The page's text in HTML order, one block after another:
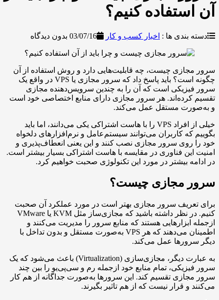
کنیم؟
بندی ها :اخبار کسب و کار 03/07/16 بدون دیدگاه
چیست، چه قابلیت‌هایی دارد و روش استفاده از آن
چگونه است؟ باید پاسخ داد که سرور مجازی یا VPS در واقع یک
است که آن را به چندین سرویس‌دهنده مجازی
هر سرور مجازی دارای منابع اختصاصی خود است
مستقل عمل می‌کند.
خیلی از افراد VPS را با هاست اشتراکی یکی می‌دانند، اما باید
که کاربران می‌توانند سیستم‌عامل و نرم‌افزارهای دلخواه
روی سرور مجازی نصب کنند و این یعنی انعطاف‌پذیری و
فناوری در مقایسه با هاست اشتراکی بسیار بیشتر است.
بیشتر در مورد این تکنولوژی صحبت خواهیم کرد.
مجازی چیست؟
سرور مجازی بهتر است در مورد عملکرد آن صحبت
کنیم. در نظر داشته باشید که مجازی‌ساز مثل KVM یا VMware
ابزارهایی هستند که منابع سرور را مدیریت می‌کنند و
اطمینان می‌دهند که هر VPS به‌صورت مستقل و بدون تداخل با
عمل می‌کند.
به عبارت دیگر، مجازی‌سازی (Virtualization) باعث می‌شود که یک
تمام منابع خود ازجمله رم و سی‌پی‌یو را بین چند
تقسیم کند. این سرورها به‌صورت جداگانه از هم کار
و قرار نیست که از هم تاثیر بگیرند.